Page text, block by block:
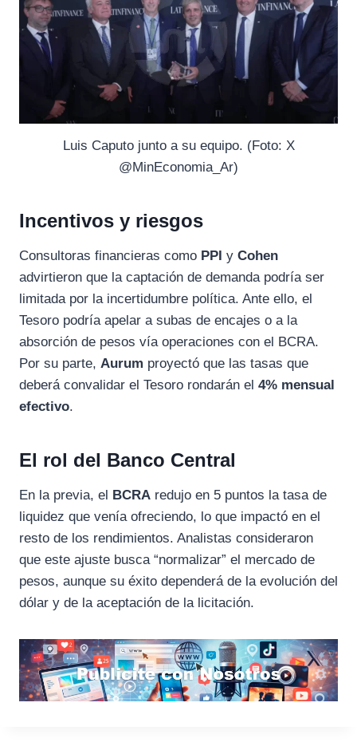
Luis Caputo junto a su equipo. (Foto: X
@MinEconomia_Ar)
Incentivos y riesgos
Consultoras financieras como PPI y Cohen
advirtieron que la captación de demanda podría ser
limitada por la incertidumbre política. Ante ello, el
Tesoro podría apelar a subas de encajes o a la
absorción de pesos vía operaciones con el BCRA.
Por su parte, Aurum proyectó que las tasas que
deberá convalidar el Tesoro rondarán el 4% mensual
efectivo.
El rol del Banco Central
En la previa, el BCRA redujo en 5 puntos la tasa de
liquidez que venía ofreciendo, lo que impactó en el
resto de los rendimientos. Analistas consideraron
que este ajuste busca “normalizar” el mercado de
pesos, aunque su éxito dependerá de la evolución del
dólar y de la aceptación de la licitación.